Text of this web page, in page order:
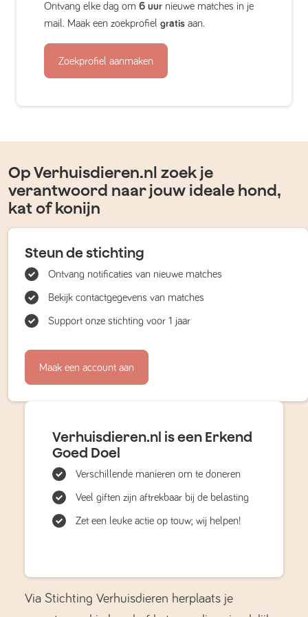
Ontvang elke dag om 6 uur nieuwe matches in je
mail. Maak een zoekprofiel gratis aan.
Zoekprofiel aanmaken
Op Verhuisdieren.nl zoek je
verantwoord naar jouw ideale hond,
kat of konijn
Steun de stichting
Ontvang notificaties van nieuwe matches
Bekijk contactgegevens van matches
Support onze stichting voor 1 jaar
Maak een account aan
Verhuisdieren.nl is een Erkend
Goed Doel
Verschillende manieren om te doneren
Veel giften zijn aftrekbaar bij de belasting
Zet een leuke actie op touw; wij helpen!
Via Stichting Verhuisdieren herplaats je